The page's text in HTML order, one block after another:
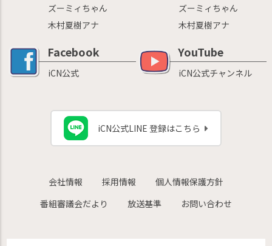
ズーミィちゃん
木村夏樹アナ
ズーミィちゃん
木村夏樹アナ
Facebook
iCN公式
YouTube
iCN公式チャンネル
iCN公式LINE 登録はこちら
会社情報 採用情報
個人情報保護方針
番組審議会だより
放送基準 お問い合わせ